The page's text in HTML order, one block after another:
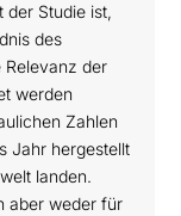
der Studie ist,
des
Relevanz der
werden
Zahlen
Jahr hergestellt
landen.
aber weder für